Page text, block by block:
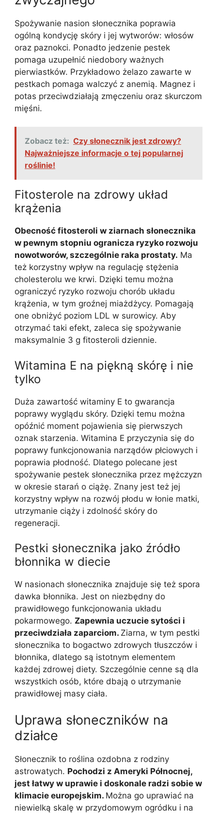
Spożywanie nasion słonecznika poprawia
ogólną kondycję skóry i jej wytworów: włosów
oraz paznokci. Ponadto jedzenie pestek
pomaga uzupełnić niedobory ważnych
pierwiastków. Przykładowo żelazo zawarte w
pestkach pomaga walczyć z anemią. Magnez i
potas przeciwdziałają zmęczeniu oraz skurczom
mięśni.
Zobacz też: Czy słonecznik jest zdrowy?
Najważniejsze informacje o tej popularnej
roślinie!
Fitosterole na zdrowy układ
krążenia
Obecność fitosteroli w ziarnach słonecznika
w pewnym stopniu ogranicza ryzyko rozwoju
nowotworów, szczególnie raka prostaty. Ma
też korzystny wpływ na regulację stężenia
cholesterolu we krwi. Dzięki temu można
ograniczyć ryzyko rozwoju chorób układu
krążenia, w tym groźnej miażdżycy. Pomagają
one obniżyć poziom LDL w surowicy. Aby
otrzymać taki efekt, zaleca się spożywanie
maksymalnie 3 g fitosteroli dziennie.
Witamina E na piękną skórę i nie
tylko
Duża zawartość witaminy E to gwarancja
poprawy wyglądu skóry. Dzięki temu można
opóźnić moment pojawienia się pierwszych
oznak starzenia. Witamina E przyczynia się do
poprawy funkcjonowania narządów płciowych i
poprawia płodność. Dlatego polecane jest
spożywanie pestek słonecznika przez mężczyzn
w okresie starań o ciążę. Znany jest też jej
korzystny wpływ na rozwój płodu w łonie matki,
utrzymanie ciąży i zdolność skóry do
regeneracji.
Pestki słonecznika jako źródło
błonnika w diecie
W nasionach słonecznika znajduje się też spora
dawka błonnika. Jest on niezbędny do
prawidłowego funkcjonowania układu
pokarmowego. Zapewnia uczucie sytości i
przeciwdziała zaparciom. Ziarna, w tym pestki
słonecznika to bogactwo zdrowych tłuszczów i
błonnika, dlatego są istotnym elementem
każdej zdrowej diety. Szczególnie cenne są dla
wszystkich osób, które dbają o utrzymanie
prawidłowej masy ciała.
Uprawa słoneczników na
działce
Słonecznik to roślina ozdobna z rodziny
astrowatych. Pochodzi z Ameryki Północnej,
jest łatwy w uprawie i doskonale radzi sobie w
klimacie europejskim. Można go uprawiać na
niewielką skalę w przydomowym ogródku i na